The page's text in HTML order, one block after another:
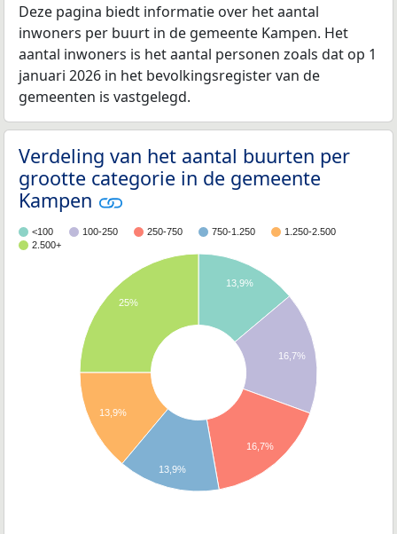
Deze pagina biedt informatie over het aantal
inwoners per buurt in de gemeente Kampen. Het
aantal inwoners is het aantal personen zoals dat op 1
januari 2026 in het bevolkingsregister van de
gemeenten is vastgelegd.
Verdeling van het aantal buurten per
grootte categorie in de gemeente
Kampen
<100 100-250 250-750 750-1.250
1.250-2.500
2.500+
13,9%
16,7%
16,7%
25%
13,9%
13,9%